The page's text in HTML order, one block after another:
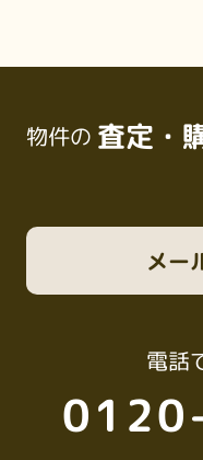
物件の 査定・
電話
メー